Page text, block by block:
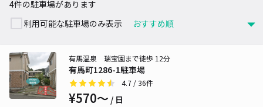
4件の駐車場があります
利用可能な駐車場のみ表示
有馬町1286-1駐車場
有馬温泉 瑞宝園まで徒歩 12分
4.7 / 36件
¥570〜 / 日